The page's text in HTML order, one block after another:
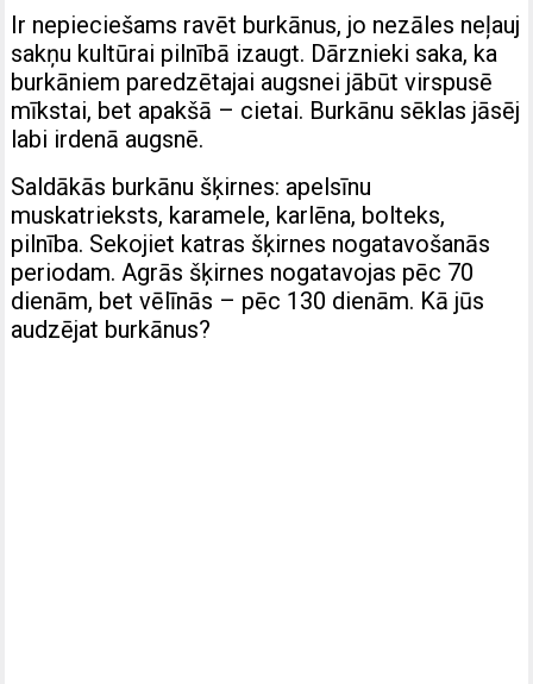
Ir nepieciešams ravēt burkānus, jo nezāles neļauj
sakņu kultūrai pilnībā izaugt. Dārznieki saka, ka
burkāniem paredzētajai augsnei jābūt virspusē
mīkstai, bet apakšā – cietai. Burkānu sēklas jāsēj
labi irdenā augsnē.
Saldākās burkānu šķirnes: apelsīnu
muskatrieksts, karamele, karlēna, bolteks,
pilnība. Sekojiet katras šķirnes nogatavošanās
periodam. Agrās šķirnes nogatavojas pēc 70
dienām, bet vēlīnās – pēc 130 dienām. Kā jūs
audzējat burkānus?